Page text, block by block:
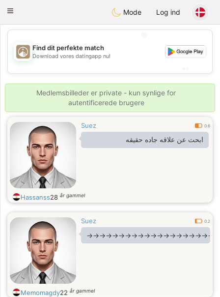
ahebik
Toggle
Mode Log ind
💖
💕
Find dit perfekte match
Download vores datingapp nu!
Medlemsbilleder er private - kun synlige for
autentificerede brugere
Suez 0.6
ابحث عن علاقه جاده حقيقه
Hassanss28 år gammel
Suez 0.2
Memomagdy22 år gammel